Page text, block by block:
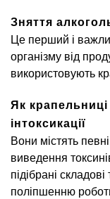
Зняття
Це перший і
організму від
використовують
Як
інтоксикації
Вони містять
виведення
підібрані
поліпшенню